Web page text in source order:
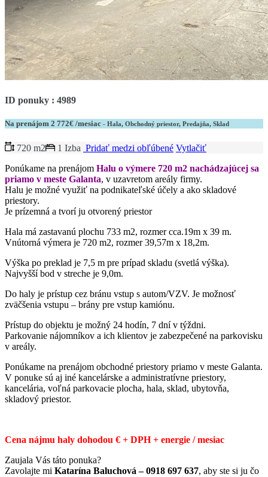
ID ponuky : 4989
Na prenájom 2 772€ /mesiac - Hala, Obchodný priestor, Predajňa, Sklad
720 m2 1 Izba Pridať medzi obľúbené Vytlačiť
Ponúkame na prenájom Halu o výmere 720 m2 nachádzajúcej sa
priamo v meste Galanta, v uzavretom areály firmy.
Halu je možné využiť na podnikateľské účely a ako skladové
priestory.
Je prízemná a tvorí ju otvorený priestor
Hala má zastavanú plochu 733 m2, rozmer cca.19m x 39 m.
Vnútorná výmera je 720 m2, rozmer 39,57m x 18,2m.
Výška po preklad je 7,5 m pre prípad skladu (svetlá výška).
Najvyšší bod v streche je 9,0m.
Do haly je prístup cez bránu vstup s autom/VZV. Je možnosť
zväčšenia vstupu – brány pre vstup kamiónu.
Prístup do objektu je možný 24 hodín, 7 dní v týždni.
Parkovanie nájomníkov a ich klientov je zabezpečené na parkovisku
v areály.
Ponúkame na prenájom obchodné priestory priamo v meste Galanta.
V ponuke sú aj iné kancelárske a administratívne priestory,
kancelária, voľná parkovacie plocha, hala, sklad, ubytovňa,
skladový priestor.
Cena nájmu haly dohodou € + DPH + energie / mesiac
Zaujala Vás táto ponuka?
Zavolajte mi Katarína Baluchová – 0918 697 637, aby ste si ju čo